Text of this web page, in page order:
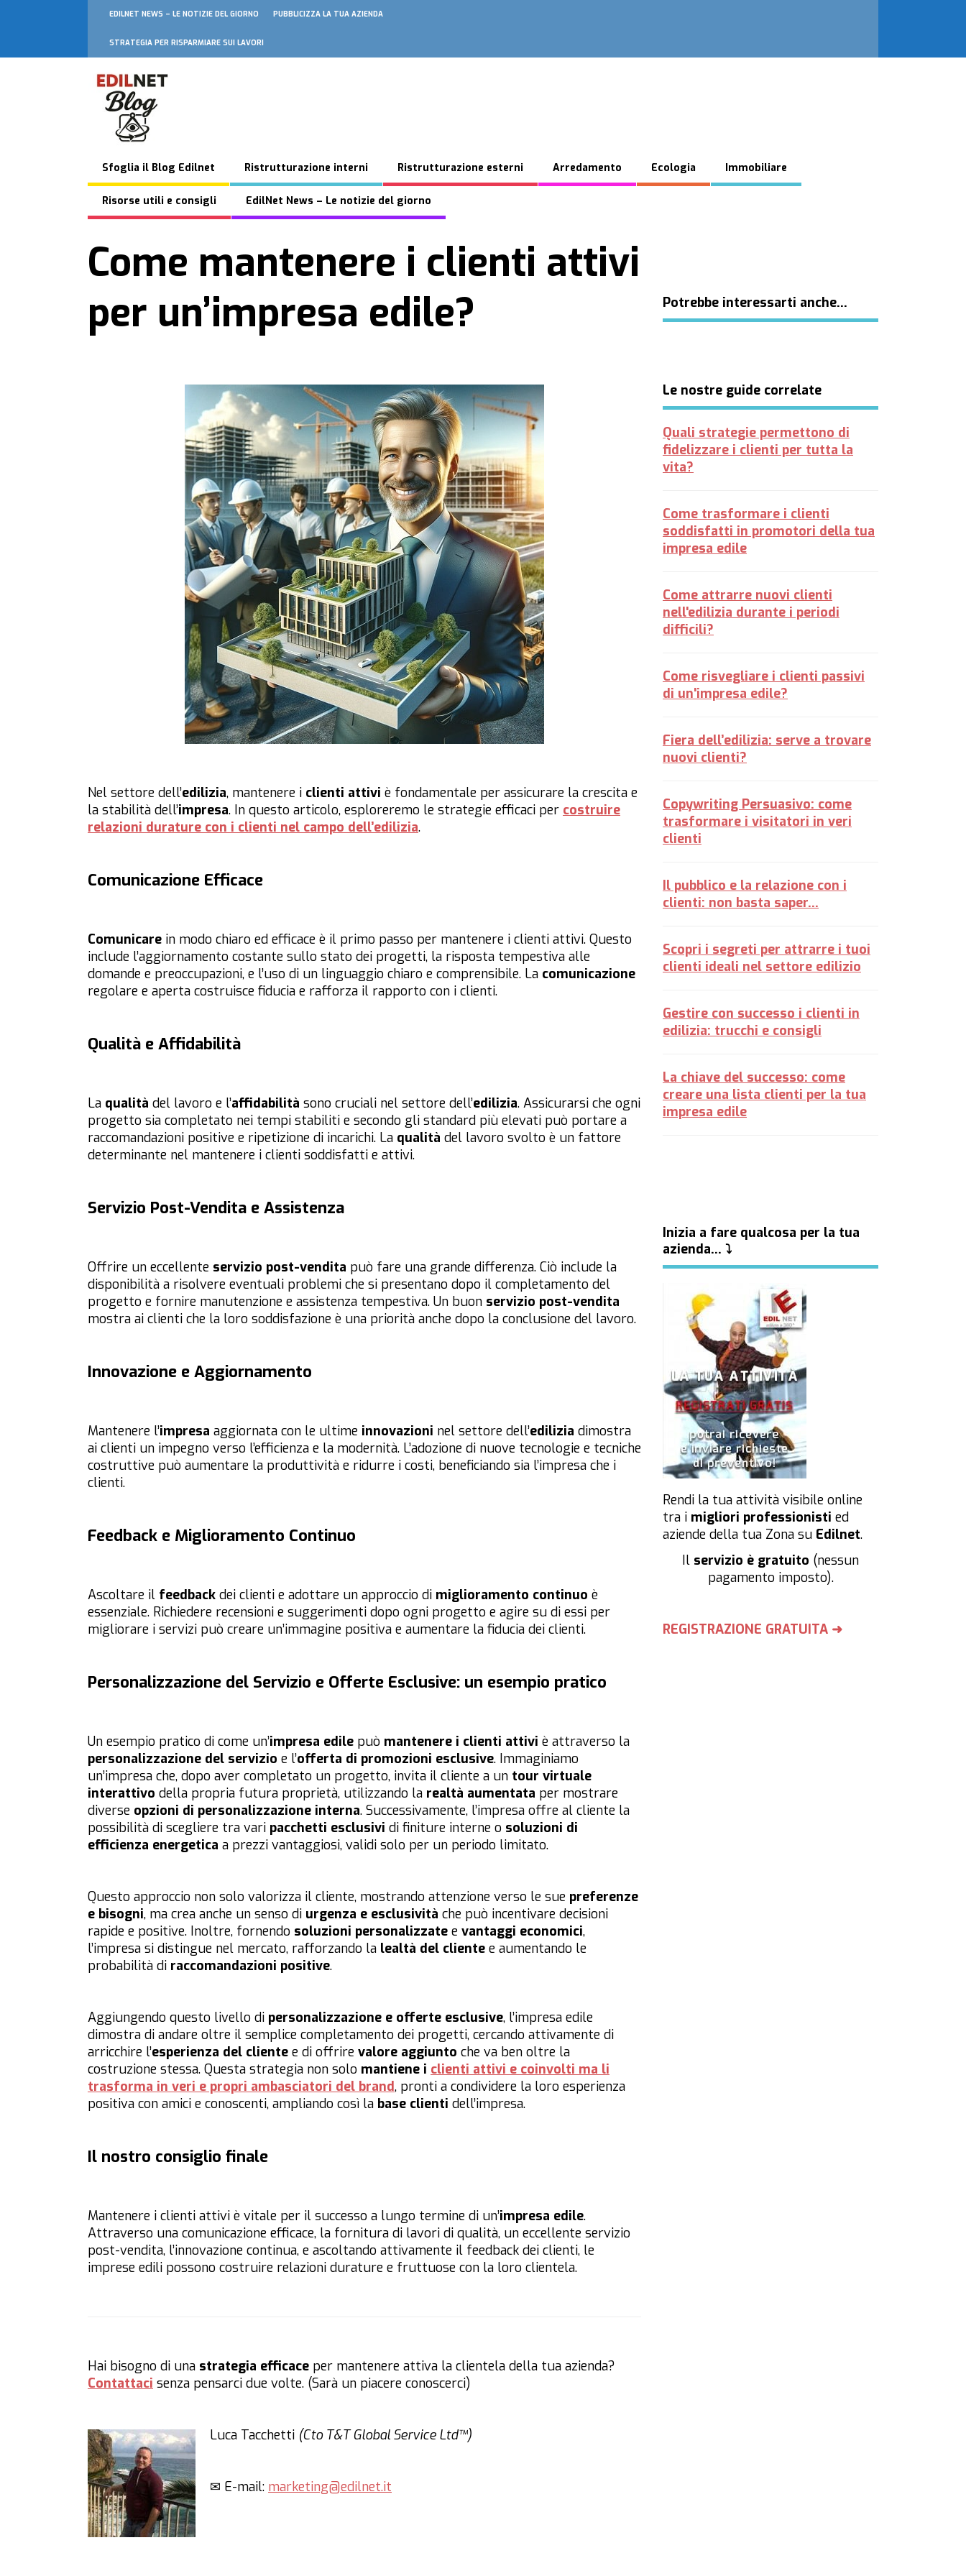
EDILNET NEWS – LE NOTIZIE DEL GIORNO PUBBLICIZZA LA TUA AZIENDA
STRATEGIA PER RISPARMIARE SUI LAVORI
Sfoglia il Blog Edilnet Ristrutturazione interni Ristrutturazione esterni Arredamento Ecologia Immobiliare
Risorse utili e consigli EdilNet News – Le notizie del giorno
Come mantenere i clienti attivi
per un’impresa edile?
Nel settore dell’edilizia, mantenere i clienti attivi è fondamentale per assicurare la crescita e
la stabilità dell’impresa. In questo articolo, esploreremo le strategie efficaci per costruire
relazioni durature con i clienti nel campo dell’edilizia.
Comunicazione Efficace
Comunicare in modo chiaro ed efficace è il primo passo per mantenere i clienti attivi. Questo
include l’aggiornamento costante sullo stato dei progetti, la risposta tempestiva alle
domande e preoccupazioni, e l’uso di un linguaggio chiaro e comprensibile. La comunicazione
regolare e aperta costruisce fiducia e rafforza il rapporto con i clienti.
Qualità e Affidabilità
La qualità del lavoro e l’affidabilità sono cruciali nel settore dell’edilizia. Assicurarsi che ogni
progetto sia completato nei tempi stabiliti e secondo gli standard più elevati può portare a
raccomandazioni positive e ripetizione di incarichi. La qualità del lavoro svolto è un fattore
determinante nel mantenere i clienti soddisfatti e attivi.
Servizio Post-Vendita e Assistenza
Offrire un eccellente servizio post-vendita può fare una grande differenza. Ciò include la
disponibilità a risolvere eventuali problemi che si presentano dopo il completamento del
progetto e fornire manutenzione e assistenza tempestiva. Un buon servizio post-vendita
mostra ai clienti che la loro soddisfazione è una priorità anche dopo la conclusione del lavoro.
Innovazione e Aggiornamento
Mantenere l’impresa aggiornata con le ultime innovazioni nel settore dell’edilizia dimostra
ai clienti un impegno verso l’efficienza e la modernità. L’adozione di nuove tecnologie e tecniche
costruttive può aumentare la produttività e ridurre i costi, beneficiando sia l’impresa che i
clienti.
Feedback e Miglioramento Continuo
Ascoltare il feedback dei clienti e adottare un approccio di miglioramento continuo è
essenziale. Richiedere recensioni e suggerimenti dopo ogni progetto e agire su di essi per
migliorare i servizi può creare un’immagine positiva e aumentare la fiducia dei clienti.
Personalizzazione del Servizio e Offerte Esclusive: un esempio pratico
Un esempio pratico di come un’impresa edile può mantenere i clienti attivi è attraverso la
personalizzazione del servizio e l’offerta di promozioni esclusive. Immaginiamo
un’impresa che, dopo aver completato un progetto, invita il cliente a un tour virtuale
interattivo della propria futura proprietà, utilizzando la realtà aumentata per mostrare
diverse opzioni di personalizzazione interna. Successivamente, l’impresa offre al cliente la
possibilità di scegliere tra vari pacchetti esclusivi di finiture interne o soluzioni di
efficienza energetica a prezzi vantaggiosi, validi solo per un periodo limitato.
Questo approccio non solo valorizza il cliente, mostrando attenzione verso le sue preferenze
e bisogni, ma crea anche un senso di urgenza e esclusività che può incentivare decisioni
rapide e positive. Inoltre, fornendo soluzioni personalizzate e vantaggi economici,
l’impresa si distingue nel mercato, rafforzando la lealtà del cliente e aumentando le
probabilità di raccomandazioni positive.
Aggiungendo questo livello di personalizzazione e offerte esclusive, l’impresa edile
dimostra di andare oltre il semplice completamento dei progetti, cercando attivamente di
arricchire l’esperienza del cliente e di offrire valore aggiunto che va ben oltre la
costruzione stessa. Questa strategia non solo mantiene i clienti attivi e coinvolti ma li
trasforma in veri e propri ambasciatori del brand, pronti a condividere la loro esperienza
positiva con amici e conoscenti, ampliando così la base clienti dell’impresa.
Il nostro consiglio finale
Mantenere i clienti attivi è vitale per il successo a lungo termine di un’impresa edile.
Attraverso una comunicazione efficace, la fornitura di lavori di qualità, un eccellente servizio
post-vendita, l’innovazione continua, e ascoltando attivamente il feedback dei clienti, le
imprese edili possono costruire relazioni durature e fruttuose con la loro clientela.
Hai bisogno di una strategia efficace per mantenere attiva la clientela della tua azienda?
Contattaci senza pensarci due volte. (Sarà un piacere conoscerci)
Luca Tacchetti (Cto T&T Global Service Ltd™)
✉ E-mail: marketing@edilnet.it
Potrebbe interessarti anche…
Le nostre guide correlate
Quali strategie permettono di
fidelizzare i clienti per tutta la
vita?
Come trasformare i clienti
soddisfatti in promotori della tua
impresa edile
Come attrarre nuovi clienti
nell'edilizia durante i periodi
difficili?
Come risvegliare i clienti passivi
di un'impresa edile?
Fiera dell’edilizia: serve a trovare
nuovi clienti?
Copywriting Persuasivo: come
trasformare i visitatori in veri
clienti
Il pubblico e la relazione con i
clienti: non basta saper...
Scopri i segreti per attrarre i tuoi
clienti ideali nel settore edilizio
Gestire con successo i clienti in
edilizia: trucchi e consigli
La chiave del successo: come
creare una lista clienti per la tua
impresa edile
Inizia a fare qualcosa per la tua
azienda… ⤵
Rendi la tua attività visibile online
tra i migliori professionisti ed
aziende della tua Zona su Edilnet.
Il servizio è gratuito (nessun
pagamento imposto).
REGISTRAZIONE GRATUITA ➜